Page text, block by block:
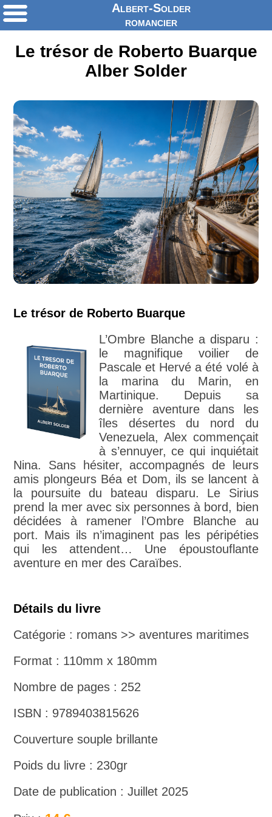
Albert-Solder
romancier
Le trésor de Roberto Buarque
Alber Solder
Le trésor de Roberto Buarque
L’Ombre Blanche a disparu :
le magnifique voilier de
Pascale et Hervé a été volé à
la marina du Marin, en
Martinique. Depuis sa
dernière aventure dans les
îles désertes du nord du
Venezuela, Alex commençait
à s’ennuyer, ce qui inquiétait
Nina. Sans hésiter, accompagnés de leurs
amis plongeurs Béa et Dom, ils se lancent à
la poursuite du bateau disparu. Le Sirius
prend la mer avec six personnes à bord, bien
décidées à ramener l’Ombre Blanche au
port. Mais ils n’imaginent pas les péripéties
qui les attendent… Une époustouflante
aventure en mer des Caraïbes.
Détails du livre
Catégorie : romans >> aventures maritimes
Format : 110mm x 180mm
Nombre de pages : 252
ISBN : 9789403815626
Couverture souple brillante
Poids du livre : 230gr
Date de publication : Juillet 2025